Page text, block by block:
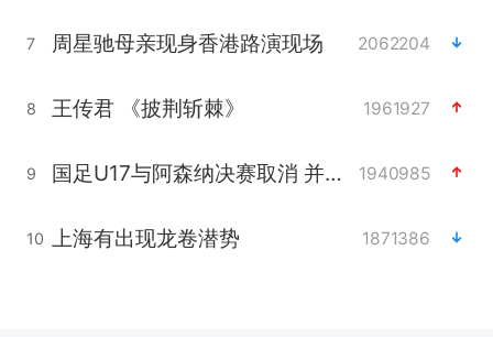
7 周星驰母亲现身香港路演现场 2062204
8 王传君 《披荆斩棘》 1961927
9 国足U17与阿森纳决赛取消 并列冠军 1940985
10 上海有出现龙卷潜势 1871386